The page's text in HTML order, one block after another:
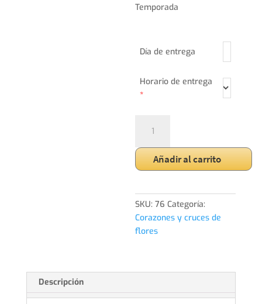
Temporada
Día de entrega
Horario de entrega
*
Variada
Pequeña
cantidadAñadir al carrito
SKU:76 Categoría:
Corazones y cruces de
flores
Descripción